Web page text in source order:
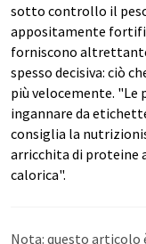
sotto controllo il
appositamente
forniscono
spesso decisiva: ciò
più velocemente. "Le
ingannare da
consiglia la
arricchita di proteine
calorica".
Nota: questo